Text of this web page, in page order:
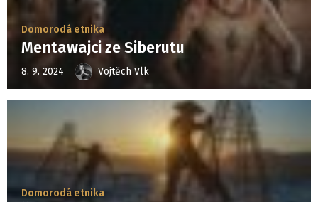
Domorodá etnika
Mentawajci ze Siberutu
8. 9. 2024 Vojtěch Vlk
Domorodá etnika